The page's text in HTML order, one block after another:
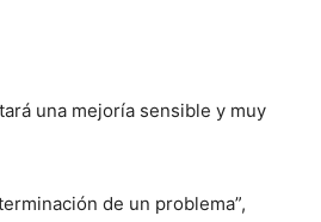
una mejoría sensible y muy
de un problema”,